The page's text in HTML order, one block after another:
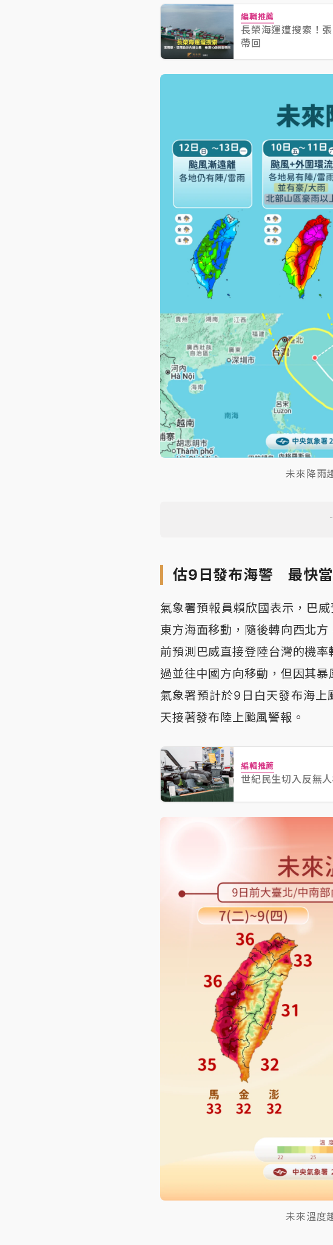
編輯推薦
長榮海運遭搜索！
帶回
未來降雨
估9日發布海警 最快
氣象署預報員賴欣國表示，巴
東方海面移動，隨後轉向西北
前預測巴威直接登陸台灣的機
過並往中國方向移動，但因其
氣象署預計於9日白天發布海
天接著發布陸上颱風警報。
編輯推薦
世紀民生切入反無
未來溫度